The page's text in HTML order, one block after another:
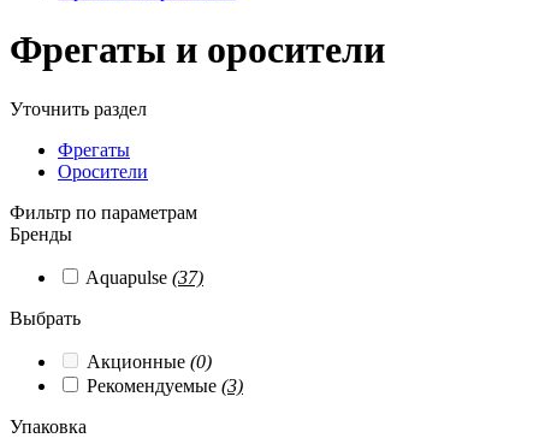
Фрегаты и оросители
Уточнить раздел
Фрегаты
Оросители
Фильтр по параметрам
Бренды
Aquapulse (37)
Выбрать
Акционные (0)
Рекомендуемые (3)
Упаковка